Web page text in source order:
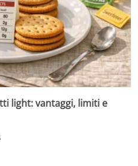
light: vantaggi, limiti e